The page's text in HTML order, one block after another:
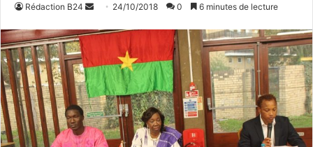
Rédaction B24
v
y
e
r
u
n
24/10/2018 0 6 minutes de lecture